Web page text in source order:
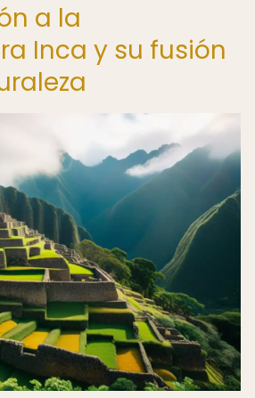
a la
Inca y su fusión